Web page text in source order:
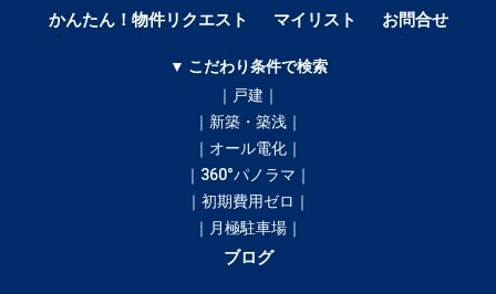
かんたん！物件リクエスト
マイリスト お問合せ
▼ こだわり条件で検索
｜戸建｜
｜新築・築浅｜
｜オール電化｜
｜360°パノラマ｜
｜初期費用ゼロ｜
｜月極駐車場｜
ブログ